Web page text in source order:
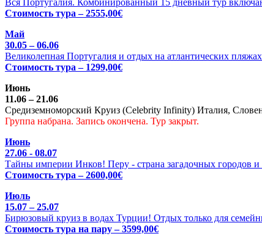
Стоимость тура – 2555,00€
Май
30.05 – 06.06
Великолепная Португалия и отдых на атлантических
Стоимость тура – 1299,00€
Июнь
11.06 – 21.06
Средиземноморский Круиз (Celebrity Infinity) Италия,
Группа набрана. Запись окончена. Тур закрыт.
Июнь
27.06 - 08.07
Тайны империи Инков! Перу - страна загадочных городов
Стоимость тура – 2600,00€
Июль
15.07 – 25.07
Бирюзовый круиз в водах Турции! Отдых только для
Стоимость тура на пару – 3599,00€